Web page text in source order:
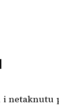
netaknutu